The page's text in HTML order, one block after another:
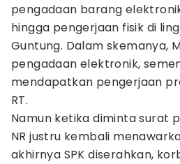
pengadaan barang
hingga pengerjaan fisik di
Guntung. Dalam skemanya,
pengadaan elektronik,
mendapatkan pengerjaan
RT.
Namun ketika diminta surat
NR justru kembali
akhirnya SPK diserahkan,